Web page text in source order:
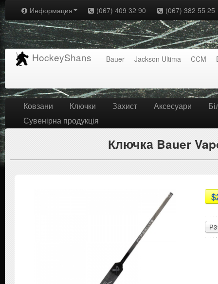
Информация (067) 409 32 90 (067) 382 55 25
HockeyShans Bauer Jackson Ultima CCM
Ковзани Ключки Захист Аксесуари
Сувенірна продукція
Ключка Bauer